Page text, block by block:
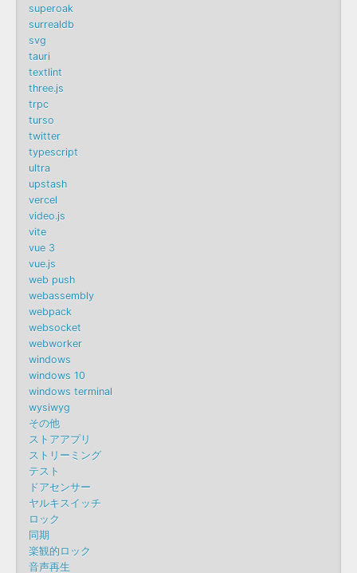
superoak
surrealdb
svg
tauri
textlint
three.js
trpc
turso
twitter
typescript
ultra
upstash
vercel
video.js
vite
vue 3
vue.js
web push
webassembly
webpack
websocket
webworker
windows
windows 10
windows terminal
wysiwyg
その他
ストアアプリ
ストリーミング
テスト
ドアセンサー
ヤルキスイッチ
ロック
同期
楽観的ロック
音声再生